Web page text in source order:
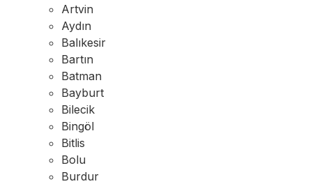
Artvin
Aydın
Balıkesir
Bartın
Batman
Bayburt
Bilecik
Bingöl
Bitlis
Bolu
Burdur